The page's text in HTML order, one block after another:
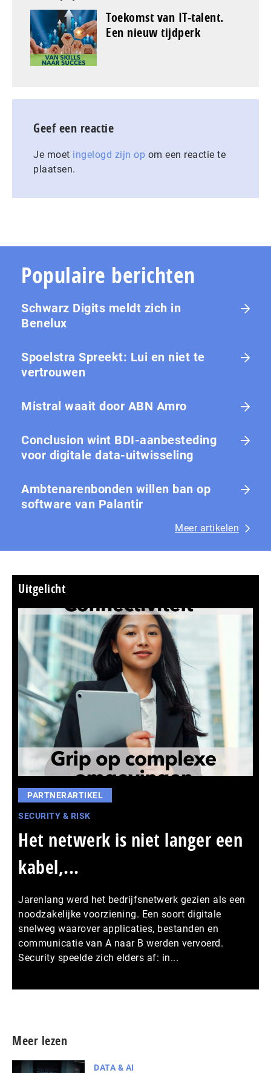
Toekomst van IT-talent.
Een nieuw tijdperk
Geef een reactie
Je moet ingelogd zijn op om een reactie te
plaatsen.
Populaire berichten
Schwarz Digits meldt zich in
Benelux
Spoelstra Spreekt: Lui en niet te
vertrouwen
Mistral waait door ABN Amro
Conclusion wint BDI-aanbesteding
voor digitale data-uitwisseling
Ambtenarenbonden willen ban op
software van Palantir
Meer artikelen
Uitgelicht
PARTNERARTIKEL
SECURITY & RISK
Het netwerk is niet langer een
kabel,...
Jarenlang werd het bedrijfsnetwerk gezien als een
noodzakelijke voorziening. Een soort digitale
snelweg waarover applicaties, bestanden en
communicatie van A naar B werden vervoerd.
Security speelde zich elders af: in...
Meer lezen
DATA & AI